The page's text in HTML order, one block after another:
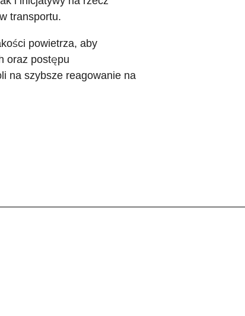
transportu.
powietrza, aby
oraz postępu
na szybsze reagowanie na